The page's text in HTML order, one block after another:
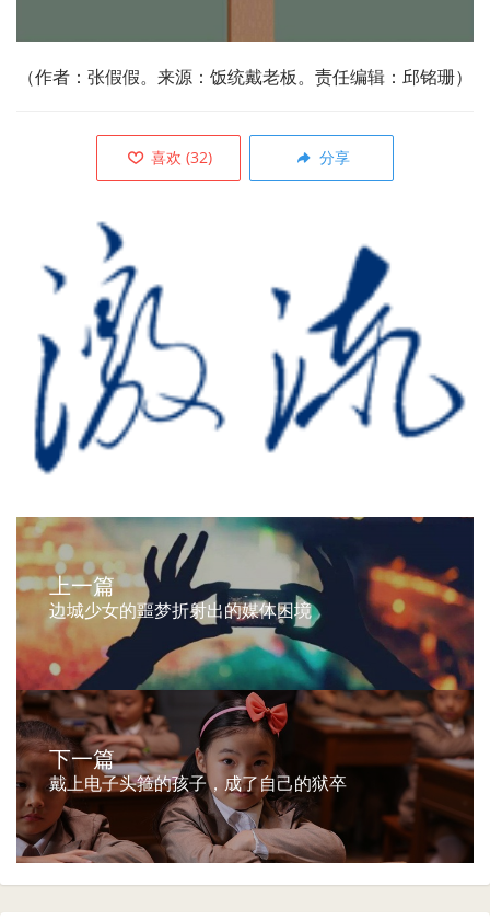
（作者：张假假。来源：饭统戴老板。责任编辑：邱铭珊）
喜欢 (32) 分享
上一篇
边城少女的噩梦折射出的媒体困境
下一篇
戴上电子头箍的孩子，成了自己的狱卒